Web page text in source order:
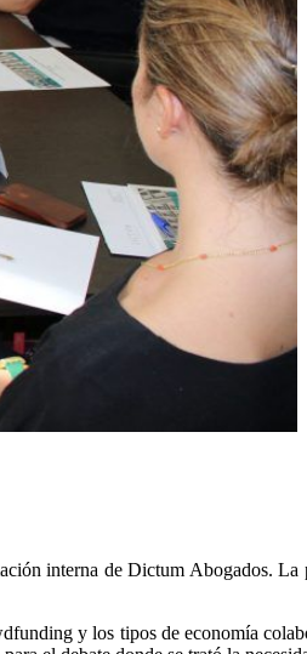
interna de Dictum Abogados.
y los tipos de economía